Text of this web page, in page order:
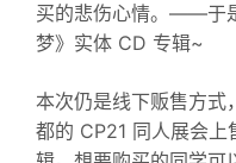
买的悲伤心情。——于
梦》实体 CD 专辑~
本次仍是线下贩售方式
都的 CP21 同人展会